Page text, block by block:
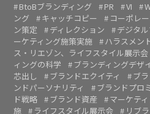
BtoBブランディング PR VI
ング
キャッチコピー コーポレ
ン策定
ディレクション デジタ
ーケティング施策実施
ハラスメン
ス・リエゾン、ライフスタイル展示会
ィングの科学
ブランディングデザ
芯出し
ブランドエクイティ ブ
ンドパーソナリティ
ブランドプロ
ド戦略
ブランド資産 マーケテ
施
ライフスタイル展示会 リブ